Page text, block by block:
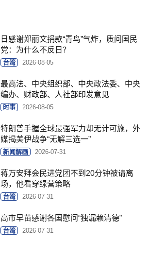
日感谢郑丽文捐款“青鸟”气炸，质问国民
党：为什么不反日？
台湾 2026-08-05
最高法、中央组织部、中央政法委、中央
编办、财政部、人社部印发意见
时事 2026-08-05
特朗普手握全球最强军力却无计可施，外
媒揭美伊战争“无解三选一”
新闻解画 2026-07-31
蒋万安拜会民进党团不到20分钟被请离
场，他看穿绿营策略
台湾 2026-07-31
高市早苗感谢各国慰问“独漏赖清德”
台湾 2026-07-31